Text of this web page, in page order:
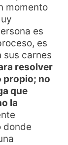
momento
es
es
sus carnes
resolver
propio; no
que
la
donde